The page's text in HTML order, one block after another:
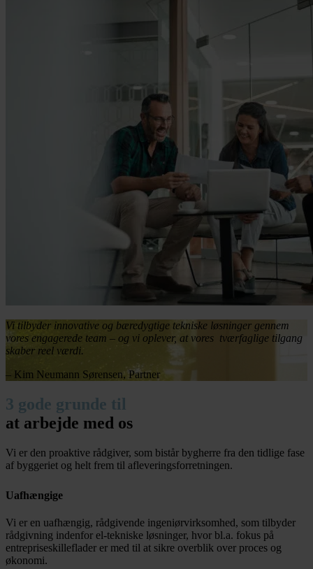
Vi tilbyder innovative og bæredygtige tekniske løsninger gennem
vores engagerede team – og vi oplever, at vores tværfaglige tilgang
skaber reel værdi.
– Kim Neumann Sørensen, Partner
3 gode grunde til
at arbejde med os
Vi er den proaktive rådgiver, som bistår bygherre fra den tidlige fase
af byggeriet og helt frem til afleveringsforretningen.
Uafhængige
Vi er en uafhængig, rådgivende ingeniørvirksomhed, som tilbyder
rådgivning indenfor el-tekniske løsninger, hvor bl.a. fokus på
entrepriseskilleflader er med til at sikre overblik over proces og
økonomi.